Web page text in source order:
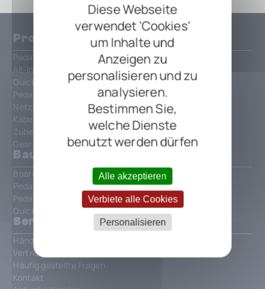
Diese Webseite
verwendet 'Cookies'
um Inhalte und
Anzeigen zu
personalisieren und zu
analysieren.
Bestimmen Sie,
welche Dienste
benutzt werden dürfen
Alle akzeptieren
Verbiete alle Cookies
Personalisieren
Produkte
Pedalboards
All-In-One Patchbays
QuickMount
PedalSafe
Netzteile und Strom
Kabel und Verbindungen
Zubehör
Gear
Bau dein Board
Board Configurator
PedalPedia
Pedalboard Gallery
QuickMount Finder
Services
Händler finden
Vertrieb finden
Häufig gestellte Fragen
Kontakt